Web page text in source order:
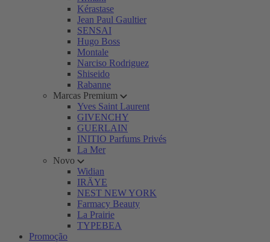
Kérastase
Jean Paul Gaultier
SENSAI
Hugo Boss
Montale
Narciso Rodriguez
Shiseido
Rabanne
Marcas Premium
Yves Saint Laurent
GIVENCHY
GUERLAIN
INITIO Parfums Privés
La Mer
Novo
Widian
IRÄYE
NEST NEW YORK
Farmacy Beauty
La Prairie
TYPEBEA
Promoção